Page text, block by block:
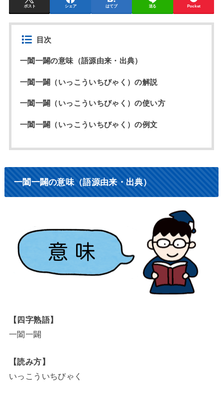
ポスト シェア はてブ 送る Pocket
目次
一闔一闢の意味（語源由来・出典）
一闔一闢（いっこういちびゃく）の解説
一闔一闢（いっこういちびゃく）の使い方
一闔一闢（いっこういちびゃく）の例文
一闔一闢の意味（語源由来・出典）
【四字熟語】
一闔一闢
【読み方】
いっこういちびゃく